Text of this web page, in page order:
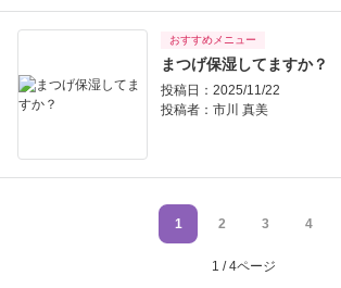
おすすめメニュー
まつげ保湿してますか？
投稿日：2025/11/22
投稿者： 市川 真美
1 2 3 4
1 / 4ページ